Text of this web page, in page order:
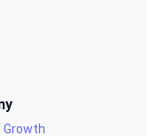
Growth